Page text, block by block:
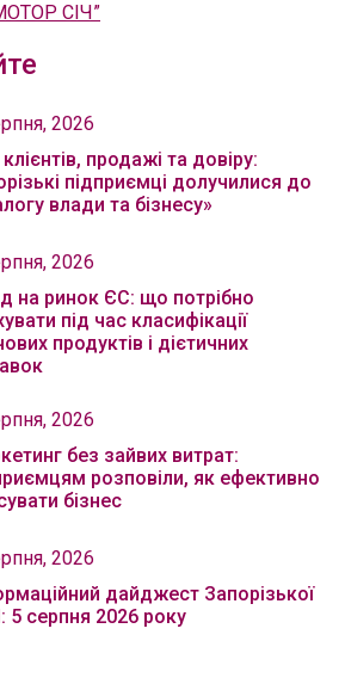
СІЧ”
2026
продажі та довіру:
підприємці долучилися до
влади та бізнесу»
2026
на ринок ЄС: що потрібно
під час класифікації
продуктів і дієтичних
2026
без зайвих витрат:
розповіли, як ефективно
бізнес
2026
дайджест Запорізької
5 серпня 2026 року